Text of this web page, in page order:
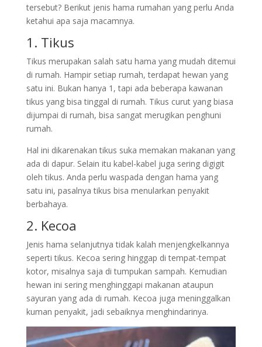
tersebut? Berikut jenis hama rumahan yang perlu Anda
ketahui apa saja macamnya.
1. Tikus
Tikus merupakan salah satu hama yang mudah ditemui
di rumah. Hampir setiap rumah, terdapat hewan yang
satu ini. Bukan hanya 1, tapi ada beberapa kawanan
tikus yang bisa tinggal di rumah. Tikus curut yang biasa
dijumpai di rumah, bisa sangat merugikan penghuni
rumah.
Hal ini dikarenakan tikus suka memakan makanan yang
ada di dapur. Selain itu kabel-kabel juga sering digigit
oleh tikus. Anda perlu waspada dengan hama yang
satu ini, pasalnya tikus bisa menularkan penyakit
berbahaya.
2. Kecoa
Jenis hama selanjutnya tidak kalah menjengkelkannya
seperti tikus. Kecoa sering hinggap di tempat-tempat
kotor, misalnya saja di tumpukan sampah. Kemudian
hewan ini sering menghinggapi makanan ataupun
sayuran yang ada di rumah. Kecoa juga meninggalkan
kuman penyakit, jadi sebaiknya menghindarinya.